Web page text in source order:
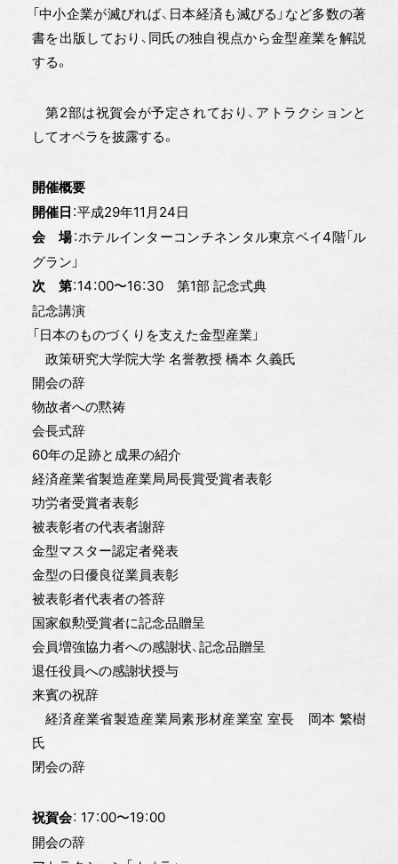
「中小企業が滅びれば、日本経済も滅びる」など多数の著
書を出版しており、同氏の独自視点から金型産業を解説
する。
第2部は祝賀会が予定されており、アトラクションと
してオペラを披露する。
開催概要
開催日 ：平成29年11月24日
会 場：ホテルインターコンチネンタル東京ベイ4階「ル
グラン」
次 第：14：00〜16：30 第1部 記念式典
記念講演
「日本のものづくりを支えた金型産業」
政策研究大学院大学 名誉教授 橋本 久義氏
開会の辞
物故者への黙祷
会長式辞
60年の足跡と成果の紹介
経済産業省製造産業局局長賞受賞者表彰
功労者受賞者表彰
被表彰者の代表者謝辞
金型マスター認定者発表
金型の日優良従業員表彰
被表彰者代表者の答辞
国家叙勲受賞者に記念品贈呈
会員増強協力者への感謝状、記念品贈呈
退任役員への感謝状授与
来賓の祝辞
経済産業省製造産業局素形材産業室 室長 岡本 繁樹
氏
閉会の辞
祝賀会： 17：00〜19：00
開会の辞